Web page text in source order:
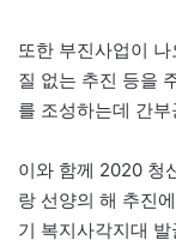
또한 부진사업이
질 없는 추진 등을
를 조성하는데 간
이와 함께 2020 청
랑 선양의 해 추진
기 복지사각지대